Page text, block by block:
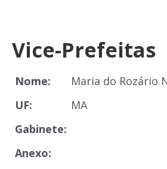
Vice-Prefeitas
Nome:
Maria do Rozário
UF:
MA
Gabinete:
Anexo: